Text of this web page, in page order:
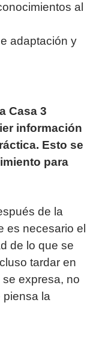
al
adaptación y
Casa 3
información
Esto se
para
de la
es necesario el
de lo que se
tardar en
expresa, no
piensa la